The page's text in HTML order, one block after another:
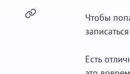
Чтобы
Есть